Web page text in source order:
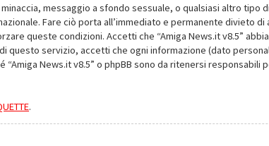
messaggio a sfondo sessuale, o qualsiasi altro
Fare ciò porta all’immediato e permanente divieto
queste condizioni. Accetti che “Amiga News.it v8.5”
servizio, accetti che ogni informazione (dato
News.it v8.5” o phpBB sono da ritenersi
.